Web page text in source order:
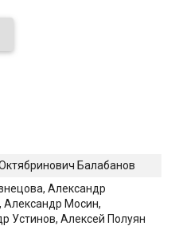
Балабанов
, Александр
, Александр Мосин,
Устинов, Алексей Полуян